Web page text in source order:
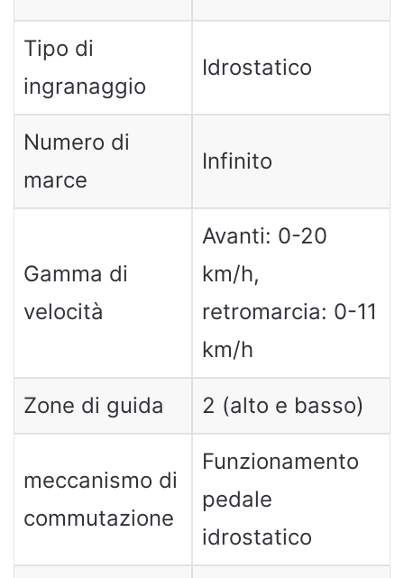
Tipo di
ingranaggio
Idrostatico
Numero di
marce
Infinito
Gamma di
velocità
Avanti: 0-20
km/h,
retromarcia: 0-11
km/h
Zone di guida 2 (alto e basso)
meccanismo di
commutazione
Funzionamento
pedale
idrostatico